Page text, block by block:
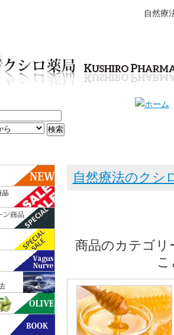
自然療
自然療法のクシ
商品のカテゴリ
こ